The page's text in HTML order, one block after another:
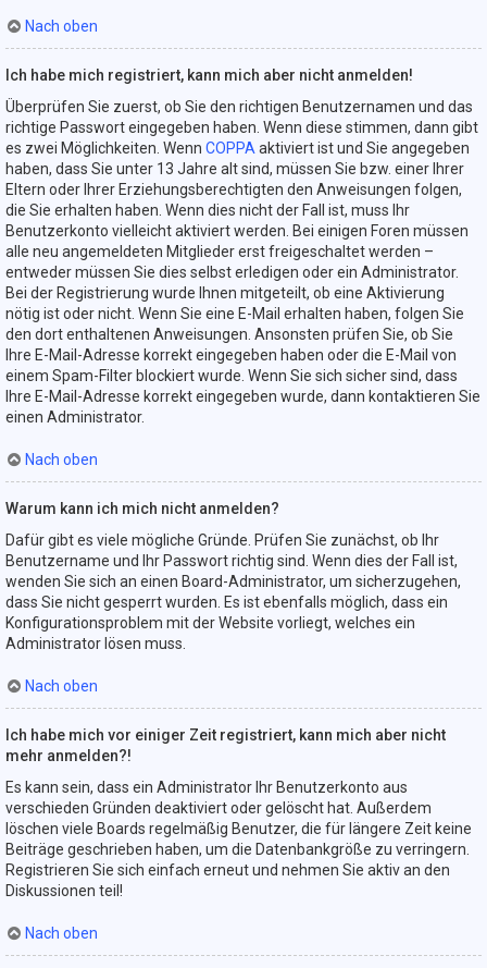
Nach oben
Ich habe mich registriert, kann mich aber nicht anmelden!
Überprüfen Sie zuerst, ob Sie den richtigen Benutzernamen und das
richtige Passwort eingegeben haben. Wenn diese stimmen, dann gibt
es zwei Möglichkeiten. Wenn COPPA aktiviert ist und Sie angegeben
haben, dass Sie unter 13 Jahre alt sind, müssen Sie bzw. einer Ihrer
Eltern oder Ihrer Erziehungsberechtigten den Anweisungen folgen,
die Sie erhalten haben. Wenn dies nicht der Fall ist, muss Ihr
Benutzerkonto vielleicht aktiviert werden. Bei einigen Foren müssen
alle neu angemeldeten Mitglieder erst freigeschaltet werden –
entweder müssen Sie dies selbst erledigen oder ein Administrator.
Bei der Registrierung wurde Ihnen mitgeteilt, ob eine Aktivierung
nötig ist oder nicht. Wenn Sie eine E-Mail erhalten haben, folgen Sie
den dort enthaltenen Anweisungen. Ansonsten prüfen Sie, ob Sie
Ihre E-Mail-Adresse korrekt eingegeben haben oder die E-Mail von
einem Spam-Filter blockiert wurde. Wenn Sie sich sicher sind, dass
Ihre E-Mail-Adresse korrekt eingegeben wurde, dann kontaktieren Sie
einen Administrator.
Nach oben
Warum kann ich mich nicht anmelden?
Dafür gibt es viele mögliche Gründe. Prüfen Sie zunächst, ob Ihr
Benutzername und Ihr Passwort richtig sind. Wenn dies der Fall ist,
wenden Sie sich an einen Board-Administrator, um sicherzugehen,
dass Sie nicht gesperrt wurden. Es ist ebenfalls möglich, dass ein
Konfigurationsproblem mit der Website vorliegt, welches ein
Administrator lösen muss.
Nach oben
Ich habe mich vor einiger Zeit registriert, kann mich aber nicht
mehr anmelden?!
Es kann sein, dass ein Administrator Ihr Benutzerkonto aus
verschieden Gründen deaktiviert oder gelöscht hat. Außerdem
löschen viele Boards regelmäßig Benutzer, die für längere Zeit keine
Beiträge geschrieben haben, um die Datenbankgröße zu verringern.
Registrieren Sie sich einfach erneut und nehmen Sie aktiv an den
Diskussionen teil!
Nach oben